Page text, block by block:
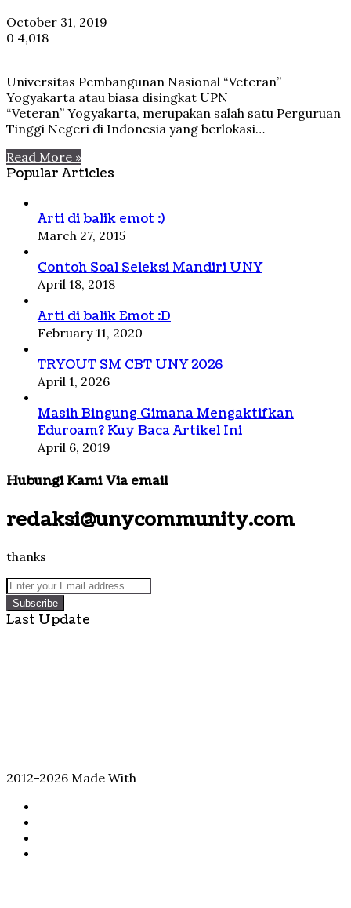
October 31, 2019
0 4,018
Universitas Pembangunan Nasional “Veteran”
Yogyakarta atau biasa disingkat UPN
“Veteran” Yogyakarta, merupakan salah satu Perguruan
Tinggi Negeri di Indonesia yang berlokasi…
Read More »
Popular Articles
Arti di balik emot :)
March 27, 2015
Contoh Soal Seleksi Mandiri UNY
April 18, 2018
Arti di balik Emot :D
February 11, 2020
TRYOUT SM CBT UNY 2026
April 1, 2026
Masih Bingung Gimana Mengaktifkan
Eduroam? Kuy Baca Artikel Ini
April 6, 2019
Hubungi Kami Via email
redaksi@unycommunity.com
thanks
Enter
your
Email
address
Last Update
2012-2026 Made With